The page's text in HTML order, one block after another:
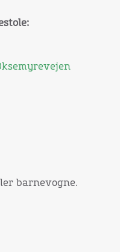
barnevogne.